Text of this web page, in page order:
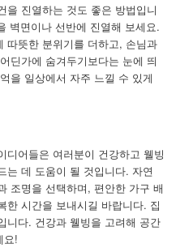
을 진열하는 것도 좋은 방법입니
벽면이나 선반에 진열해 보세요.
따뜻한 분위기를 더하고, 손님과
딘가에 숨겨두기보다는 눈에 띄
을 일상에서 자주 느낄 수 있게
디어들은 여러분이 건강하고 웰빙
는 데 도움이 될 것입니다. 자연
조명을 선택하며, 편안한 가구 배
한 시간을 보내시길 바랍니다. 집
니다. 건강과 웰빙을 고려해 공간
요!